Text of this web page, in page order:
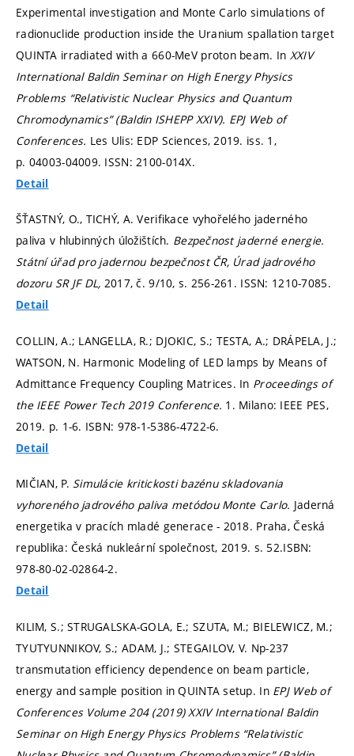
Experimental investigation and Monte Carlo simulations of
radionuclide production inside the Uranium spallation target
QUINTA irradiated with a 660-MeV proton beam. In XXIV
International Baldin Seminar on High Energy Physics
Problems “Relativistic Nuclear Physics and Quantum
Chromodynamics” (Baldin ISHEPP XXIV). EPJ Web of
Conferences. Les Ulis: EDP Sciences, 2019. iss. 1,
p. 04003-04009. ISSN: 2100-014X.
Detail
ŠŤASTNÝ, O., TICHÝ, A. Verifikace vyhořelého jaderného
paliva v hlubinných úložištích. Bezpečnost jaderné energie.
Státní úřad pro jadernou bezpečnost ČR, Úrad jadrového
dozoru SR JF DL, 2017, č. 9/10, s. 256-261. ISSN: 1210-7085.
Detail
COLLIN, A.; LANGELLA, R.; DJOKIC, S.; TESTA, A.; DRÁPELA, J.;
WATSON, N. Harmonic Modeling of LED lamps by Means of
Admittance Frequency Coupling Matrices. In Proceedings of
the IEEE Power Tech 2019 Conference. 1. Milano: IEEE PES,
2019. p. 1-6. ISBN: 978-1-5386-4722-6.
Detail
MIČIAN, P. Simulácie kritickosti bazénu skladovania
vyhoreného jadrového paliva metódou Monte Carlo. Jaderná
energetika v pracích mladé generace - 2018. Praha, Česká
republika: Česká nukleární společnost, 2019. s. 52.ISBN:
978-80-02-02864-2.
Detail
KILIM, S.; STRUGALSKA-GOLA, E.; SZUTA, M.; BIELEWICZ, M.;
TYUTYUNNIKOV, S.; ADAM, J.; STEGAILOV, V. Np-237
transmutation efficiency dependence on beam particle,
energy and sample position in QUINTA setup. In EPJ Web of
Conferences Volume 204 (2019) XXIV International Baldin
Seminar on High Energy Physics Problems “Relativistic